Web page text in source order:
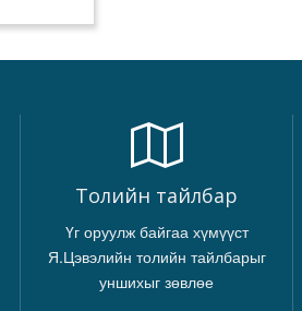
Толийн тайлбар
Үг оруулж байгаа хүмүүст
Я.Цэвэлийн толийн тайлбарыг
уншихыг зөвлөе